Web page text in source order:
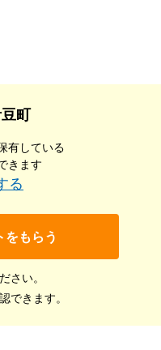
町
有している
きます
る
をもらう
さい。
できます。